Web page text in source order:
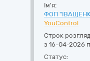
Ім'я:
ФОП
YouControl
Строк
з 16-04-2026
Статус: